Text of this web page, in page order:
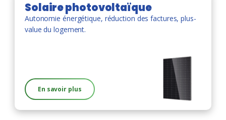
Solaire photovoltaïque
Autonomie énergétique, réduction des factures, plus-
value du logement.
En savoir plus